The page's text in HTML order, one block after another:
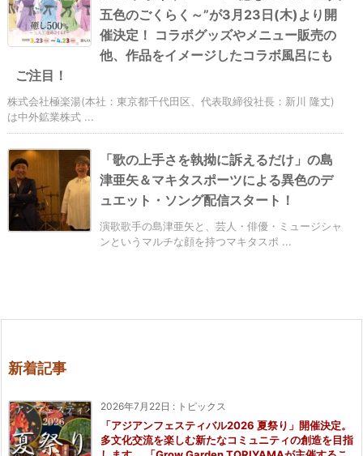
五色のごくらく～”が3月23日(木)より開
催決定！ コラボグッズやメニュー販売の
他、作品をイメージしたコラボ風呂にも
ご注目！
株式会社極楽湯(本社：東京都千代田区、代表取締役社長：新川 隆丈)
は中外鉱業株式 ...
「歌の上手さを執拗に訴えるだけ」の島
津亜矢＆マキタスポーツによる異色のデ
ュエット・ソング配信スタート！
演歌歌手の島津亜矢と、芸人・俳優・ミュージシャ
ンというマルチな顔を持つマキタスポ ...
新着記事
2026年7月22日 : トピックス
「アジアンフェスティバル2026 夏祭り」開催決定。
多文化交流を楽しむ新たなコミュニティの創造を目指